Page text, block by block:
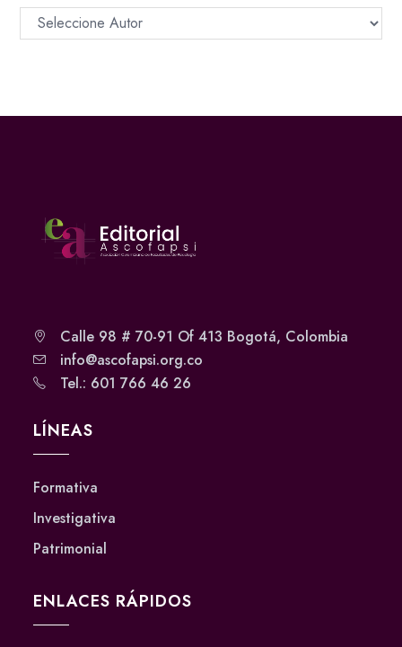
Calle 98 # 70-91 Of 413 Bogotá, Colombia
info@ascofapsi.org.co
Tel.: 601 766 46 26
LÍNEAS
Formativa
Investigativa
Patrimonial
ENLACES RÁPIDOS